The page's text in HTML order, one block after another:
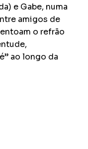
e Gabe, numa
amigos de
o refrão
ao longo da